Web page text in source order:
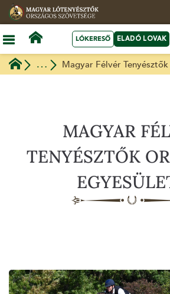
LÓKERESŐ ELADÓ LOVAK
EgyesületekMagyar Félvér
MAGYAR
TENYÉSZTŐK